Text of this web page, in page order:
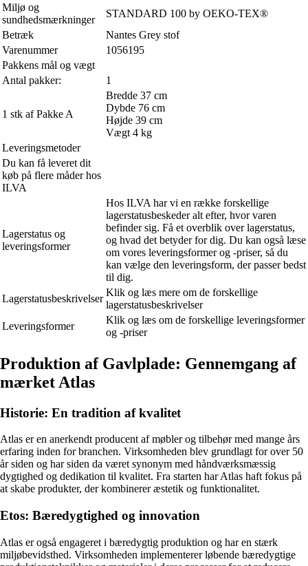
Miljø og
sundhedsmærkninger
STANDARD 100 by OEKO-TEX®
Betræk
Nantes Grey stof
Varenummer
1056195
Pakkens mål og vægt
Antal pakker:
1
1 stk af Pakke A
Bredde 37 cm
Dybde 76 cm
Højde 39 cm
Vægt 4 kg
Leveringsmetoder
Du kan få leveret dit
køb på flere måder hos
ILVA
Lagerstatus og
leveringsformer
Hos ILVA har vi en række forskellige
lagerstatusbeskeder alt efter, hvor varen
befinder sig. Få et overblik over lagerstatus,
og hvad det betyder for dig. Du kan også læse
om vores leveringsformer og -priser, så du
kan vælge den leveringsform, der passer bedst
til dig.
Lagerstatusbeskrivelser
Klik og læs mere om de forskellige
lagerstatusbeskrivelser
Leveringsformer
Klik og læs om de forskellige leveringsformer
og -priser
Produktion af Gavlplade: Gennemgang af
mærket Atlas
Historie: En tradition af kvalitet
Atlas er en anerkendt producent af møbler og tilbehør med mange års
erfaring inden for branchen. Virksomheden blev grundlagt for over 50
år siden og har siden da været synonym med håndværksmæssig
dygtighed og dedikation til kvalitet. Fra starten har Atlas haft fokus på
at skabe produkter, der kombinerer æstetik og funktionalitet.
Etos: Bæredygtighed og innovation
Atlas er også engageret i bæredygtig produktion og har en stærk
miljøbevidsthed. Virksomheden implementerer løbende bæredygtige